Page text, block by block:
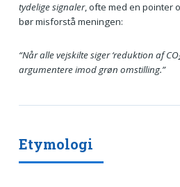
tydelige signaler, ofte med en pointer
bør misforstå meningen:
“Når alle vejskilte siger ‘reduktion af
argumentere imod grøn omstilling.”
Etymologi